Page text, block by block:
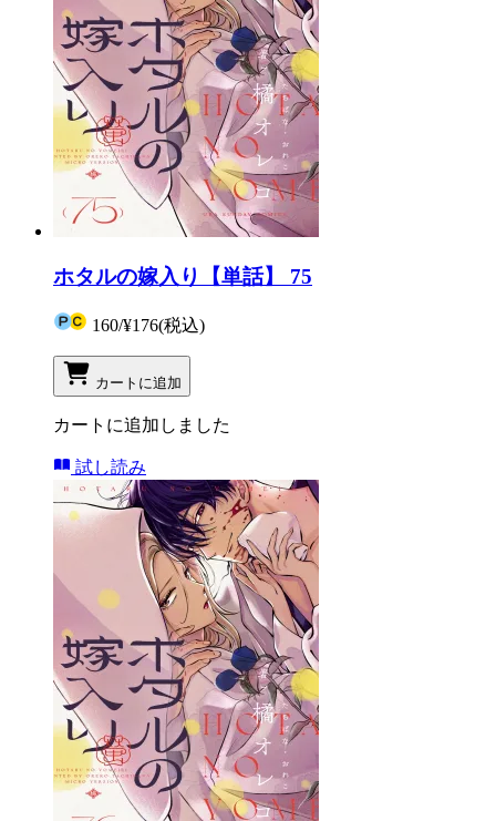
ホタルの嫁入り【単話】 75
160/¥176(税込)
カートに追加
カートに追加しました
試し読み